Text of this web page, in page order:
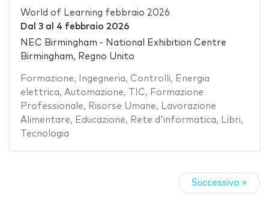
World of Learning febbraio 2026
Dal 3al 4 febbraio 2026
NEC Birmingham - National Exhibition Centre
Birmingham, Regno Unito
Formazione, Ingegneria, Controlli, Energia
elettrica, Automazione, TIC, Formazione
Professionale, Risorse Umane, Lavorazione
Alimentare, Educazione, Rete d'informatica, Libri,
Tecnologia
Successivo »